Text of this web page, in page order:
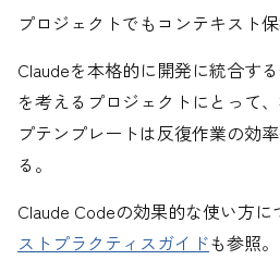
プロジェクトでもコンテキスト
Claudeを本格的に開発に統合す
を考えるプロジェクトにとって
プテンプレートは反復作業の効
る。
Claude Codeの効果的な使い方に
ストプラクティスガイドも参照